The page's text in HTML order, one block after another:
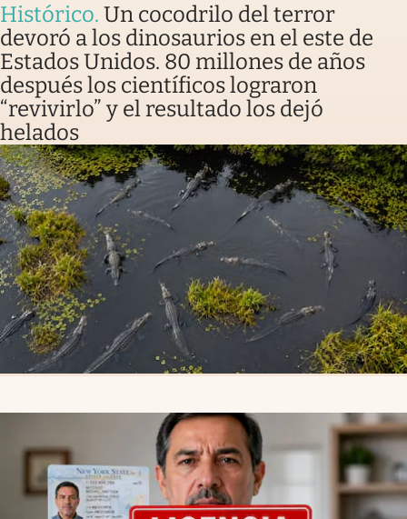
Histórico. Un cocodrilo del terror
devoró a los dinosaurios en el este de
Estados Unidos. 80 millones de años
después los científicos lograron
“revivirlo” y el resultado los dejó
helados